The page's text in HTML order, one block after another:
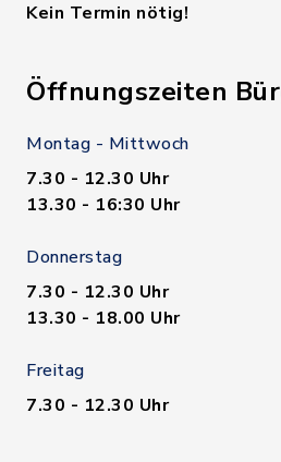
Kein Termin nötig!
Öffnungszeiten
Montag - Mittwoch
7.30 - 12.30 Uhr
13.30 - 16:30 Uhr
Donnerstag
7.30 - 12.30 Uhr
13.30 - 18.00 Uhr
Freitag
7.30 - 12.30 Uhr